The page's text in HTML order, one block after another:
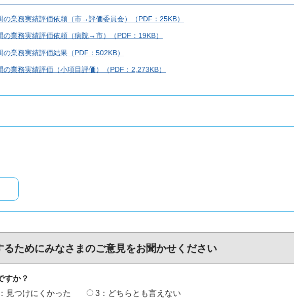
業務実績評価依頼（市→評価委員会）（PDF：25KB）
業務実績評価依頼（病院→市）（PDF：19KB）
業務実績評価結果（PDF：502KB）
業務実績評価（小項目評価）（PDF：2,273KB）
ためにみなさまのご意見をお聞かせください
すか？
見つけにくかった
3：どちらとも言えない